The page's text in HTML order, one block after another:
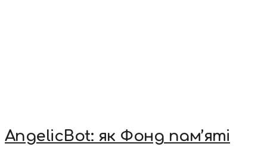
AngelicBot: як Фонд пам’яті